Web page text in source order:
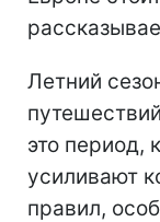
Летний
это период,
усиливают
правил,